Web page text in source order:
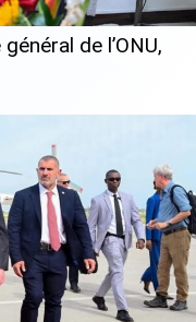
de l’ONU,